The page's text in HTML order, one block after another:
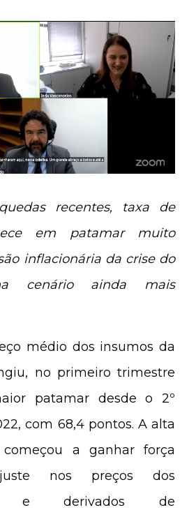
recentes, taxa de
em patamar muito
inflacionária da crise do
cenário ainda mais
médio dos insumos da
no primeiro trimestre
patamar desde o 2º
com 68,4 pontos. A alta
a ganhar força
nos preços dos
e derivados de